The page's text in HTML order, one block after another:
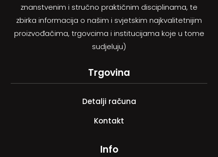
znanstvenim i stručno praktičnim disciplinama, te
zbirka informacija o našim i svjetskim najkvalitetnijim
proizvođačima, trgovcima i institucijama koje u tome
sudjeluju)
Trgovina
Detalji računa
Kontakt
Info